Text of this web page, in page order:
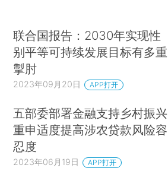
联合国报告：2030年实现性
别平等可持续发展目标有多重
掣肘
2023年09月20日 APP打开
五部委部署金融支持乡村振兴
重申适度提高涉农贷款风险容
忍度
2023年06月19日 APP打开